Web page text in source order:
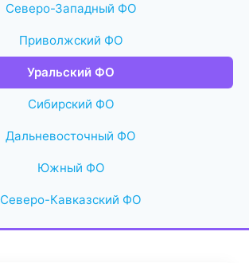
Северо-Западный ФО
Приволжский ФО
Уральский ФО
Сибирский ФО
Дальневосточный ФО
Южный ФО
Северо-Кавказский ФО